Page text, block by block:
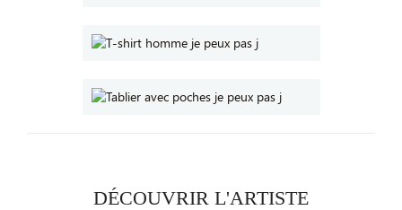
DÉCOUVRIR L'ARTISTE